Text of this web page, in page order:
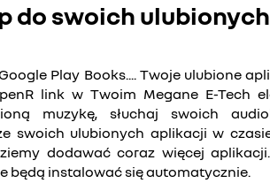
do swoich ulubionych
Play Books.... Twoje ulubione
link w Twoim Megane E-Tech
muzykę, słuchaj swoich
swoich ulubionych aplikacji w
dodawać coraz więcej
będą instalować się automatycznie.